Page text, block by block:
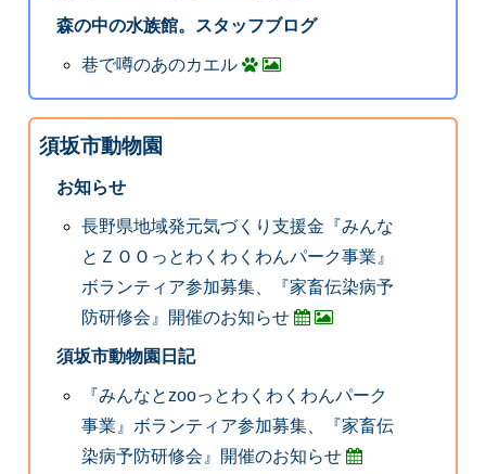
森の中の水族館。スタッフブログ
巷で噂のあのカエル
須坂市動物園
お知らせ
長野県地域発元気づくり支援金『みんな
とＺＯＯっとわくわくわんパーク事業』
ボランティア参加募集、『家畜伝染病予
防研修会』開催のお知らせ
須坂市動物園日記
『みんなとzooっとわくわくわんパーク
事業』ボランティア参加募集、『家畜伝
染病予防研修会』開催のお知らせ